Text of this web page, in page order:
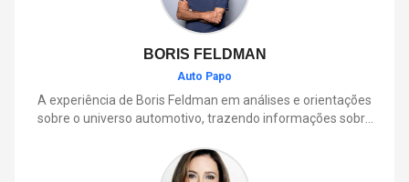
BORIS FELDMAN
Auto Papo
A experiência de Boris Feldman em análises e orientações
sobre o universo automotivo, trazendo informações sobre
que envolve o dia a dia dos motoristas.